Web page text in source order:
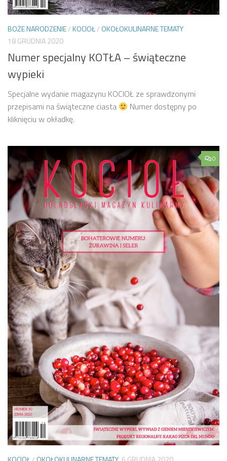
BOŻE NARODZENIE/KOCIOŁ/ OKOŁOKULINARNE TEMATY
18 GRUDNIA 2020
Numer specjalny KOTŁA – świąteczne
wypieki
Specjalne wydanie magazynu KOCIOŁ ze sprawdzonymi
przepisami na świąteczne ciasta
Numer dostępny po
kliknięciu w okładkę.
0